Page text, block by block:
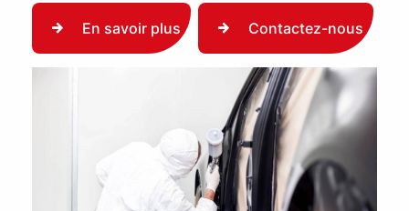
En savoir plus Contactez-nous